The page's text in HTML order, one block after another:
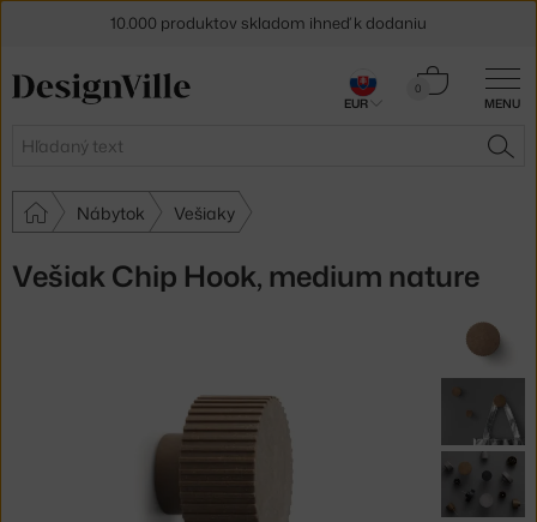
MENU
Hľadať
0
Košík
Nábytok Vešiaky
Vešiak Chip Hook, medium nature
10.000 produktov skladom ihneď k dodaniu
5 % zľava pre odberateľov
EUR